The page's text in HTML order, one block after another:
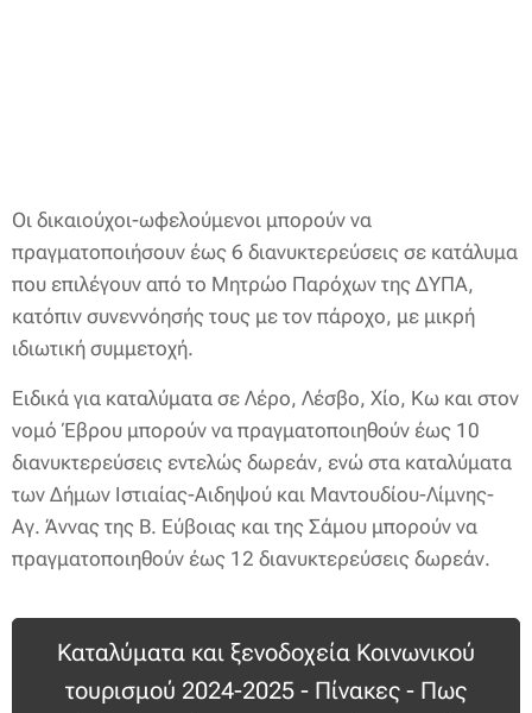
Οι δικαιούχοι-ωφελούμενοι μπορούν να
πραγματοποιήσουν έως 6 διανυκτερεύσεις σε κατάλυμα
που επιλέγουν από το Μητρώο Παρόχων της ΔΥΠΑ,
κατόπιν συνεννόησής τους με τον πάροχο, με μικρή
ιδιωτική συμμετοχή.
Ειδικά για καταλύματα σε Λέρο, Λέσβο, Χίο, Κω και στον
νομό Έβρου μπορούν να πραγματοποιηθούν έως 10
διανυκτερεύσεις εντελώς δωρεάν, ενώ στα καταλύματα
των Δήμων Ιστιαίας-Αιδηψού και Μαντουδίου-Λίμνης-
Αγ. Άννας της Β. Εύβοιας και της Σάμου μπορούν να
πραγματοποιηθούν έως 12 διανυκτερεύσεις δωρεάν.
Καταλύματα και ξενοδοχεία Κοινωνικού
τουρισμού 2024-2025 - Πίνακες - Πως